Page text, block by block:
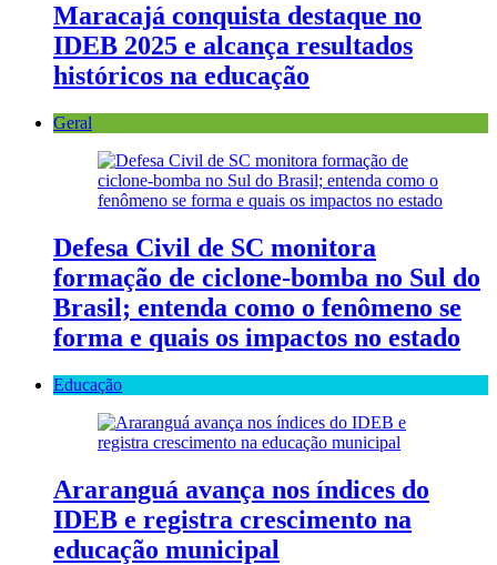
Maracajá conquista destaque no
IDEB 2025 e alcança resultados
históricos na educação
Geral
Defesa Civil de SC monitora
formação de ciclone-bomba no Sul do
Brasil; entenda como o fenômeno se
forma e quais os impactos no estado
Educação
Araranguá avança nos índices do
IDEB e registra crescimento na
educação municipal